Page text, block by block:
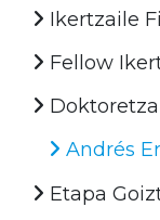
Ikertzaile
Fellow
Andrés
Etapa